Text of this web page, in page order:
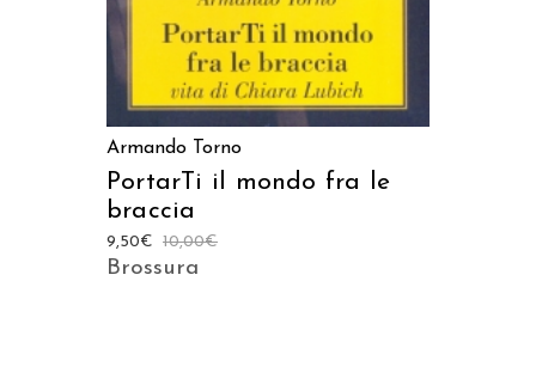
Armando Torno
PortarTi il mondo fra le
braccia
10,00€
9,50€
Brossura